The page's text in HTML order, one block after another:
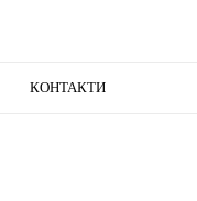
КОНТАКТИ